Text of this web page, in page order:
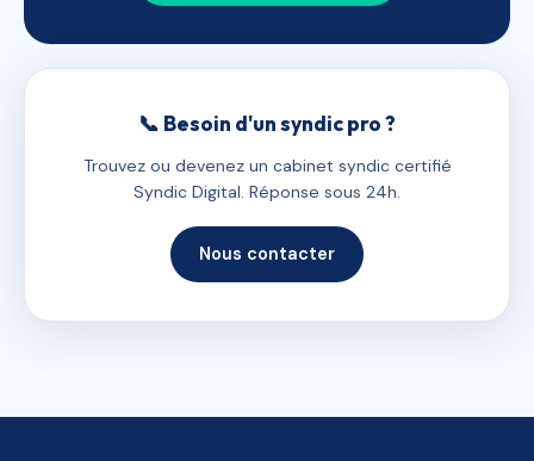
📞 Besoin d'un syndic pro ?
Trouvez ou devenez un cabinet syndic certifié
Syndic Digital. Réponse sous 24h.
Nous contacter